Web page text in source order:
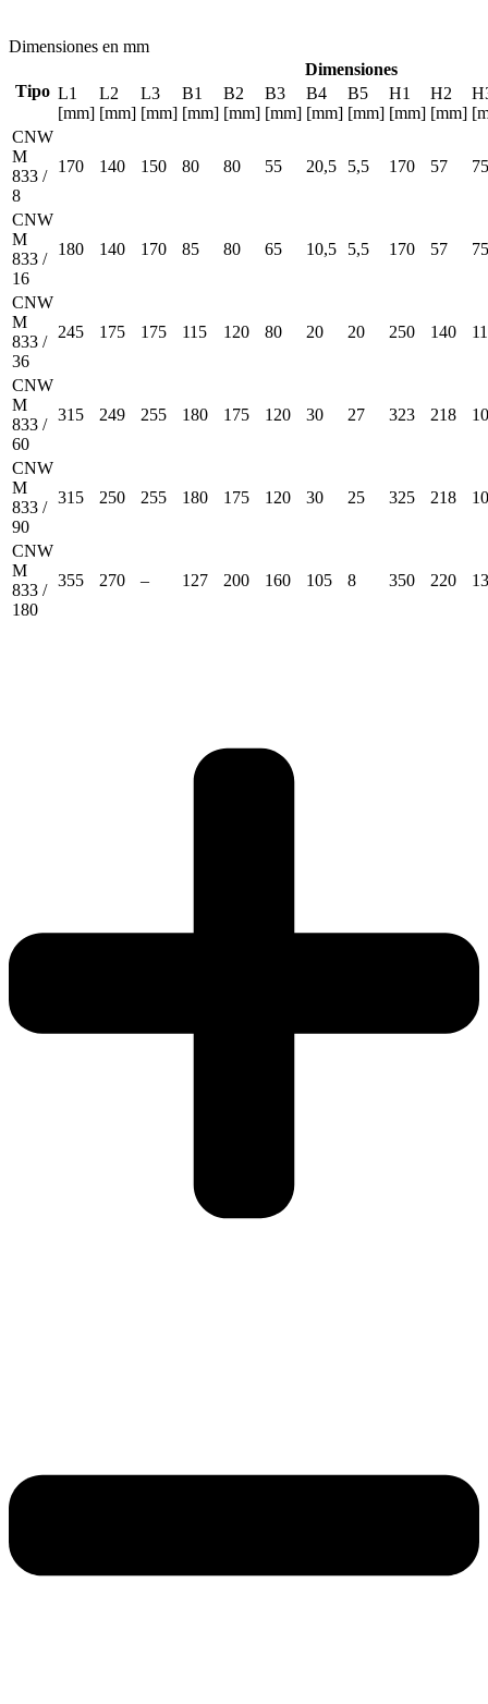
Dimensiones en mm
Tipo
Dimensiones
L1
[mm]
L2
[mm]
L3
[mm]
B1
[mm]
B2
[mm]
B3
[mm]
B4
[mm]
B5
[mm]
H1
[mm]
H2
[mm]
CNW
M
833 /
8
170 140 150 80 80 55 20,5 5,5 170 57 75
CNW
M
833 /
16
180 140 170 85 80 65 10,5 5,5 170 57 75
CNW
M
833 /
36
245 175 175 115 120 80 20 20 250 140
CNW
M
833 /
60
315 249 255 180 175 120 30 27 323 218
CNW
M
833 /
90
315 250 255 180 175 120 30 25 325 218
CNW
M
833 /
180
355 270 – 127 200 160 105 8 350 220